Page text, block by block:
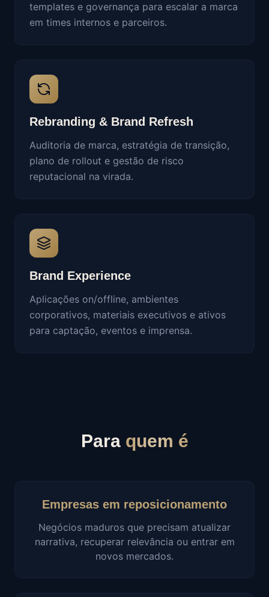
templates e governança para escalar a marca
em times internos e parceiros.
Rebranding & Brand Refresh
Auditoria de marca, estratégia de transição,
plano de rollout e gestão de risco
reputacional na virada.
Brand Experience
Aplicações on/offline, ambientes
corporativos, materiais executivos e ativos
para captação, eventos e imprensa.
Para quem é
Empresas em reposicionamento
Negócios maduros que precisam atualizar
narrativa, recuperar relevância ou entrar em
novos mercados.